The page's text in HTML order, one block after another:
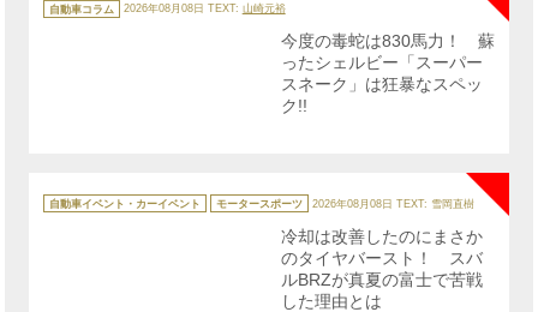
テ
ゴ
自動車コラム 2026年08月08日 TEXT: 山崎元裕
今度の毒蛇は830馬力！ 蘇
ったシェルビー「スーパー
スネーク」は狂暴なスペッ
ク!!
テ
ゴ
自動車イベント・カーイベント モータースポーツ 2026年08月08日 TEXT: 雪岡直樹
冷却は改善したのにまさか
のタイヤバースト！ スバ
ルBRZが真夏の富士で苦戦
した理由とは